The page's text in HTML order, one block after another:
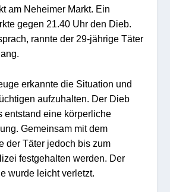
am Neheimer Markt. Ein
gegen 21.40 Uhr den Dieb.
rannte der 29-jährige Täter
erkannte die Situation und
aufzuhalten. Der Dieb
entstand eine körperliche
Gemeinsam mit dem
der Täter jedoch bis zum
festgehalten werden. Der
wurde leicht verletzt.